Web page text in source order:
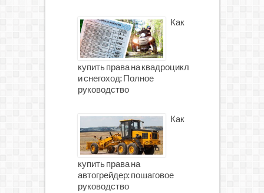
Как
купить права на квадроцикл
и снегоход: Полное
руководство
Как
купить права на
автогрейдер: пошаговое
руководство